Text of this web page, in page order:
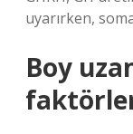
uyarırken,
Boy